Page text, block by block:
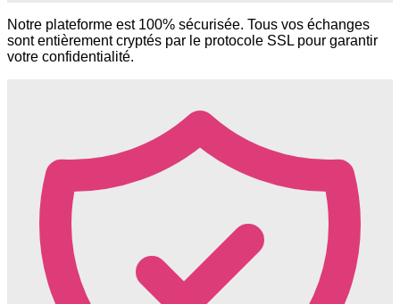
Notre plateforme est 100% sécurisée. Tous vos échanges
sont entièrement cryptés par le protocole SSL pour garantir
votre confidentialité.